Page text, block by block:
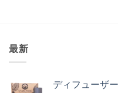
最新
ディフューザ